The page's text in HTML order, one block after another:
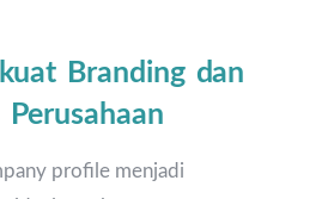
Branding dan
Perusahaan
profile menjadi